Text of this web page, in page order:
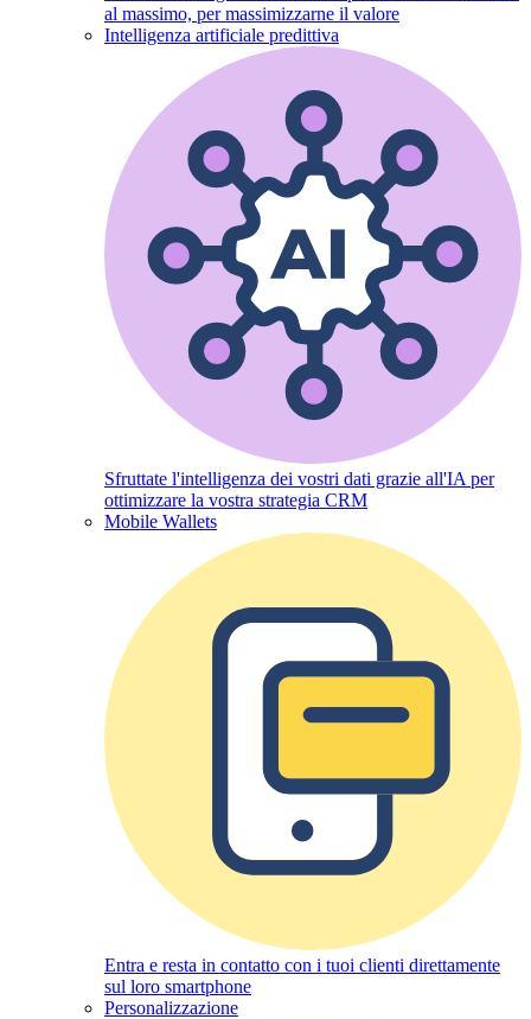
al massimo, per massimizzarne il valore
Intelligenza artificiale predittiva
Sfruttate l'intelligenza dei vostri dati grazie all'IA per
ottimizzare la vostra strategia CRM
Mobile Wallets
Entra e resta in contatto con i tuoi clienti direttamente
sul loro smartphone
Personalizzazione